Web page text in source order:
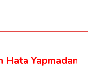
Hata Yapmadan